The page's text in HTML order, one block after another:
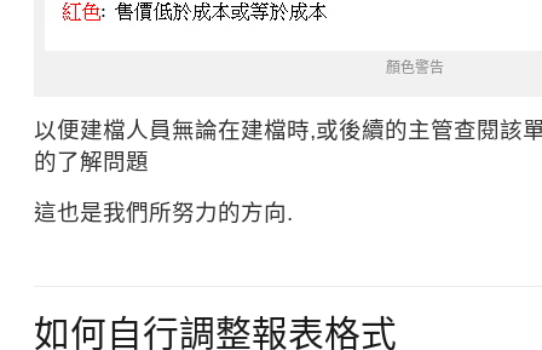
顏色警告
以便建檔人員無論在建檔時,或後續的主管查閱該
的了解問題
這也是我們所努力的方向.
如何自行調整報表格式